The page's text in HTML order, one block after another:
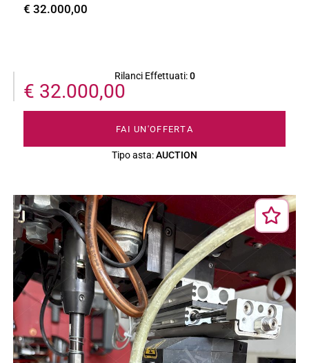
€ 32.000,00
Rilanci Effettuati:0
€ 32.000,00
FAI UN'OFFERTA
Tipo asta:AUCTION